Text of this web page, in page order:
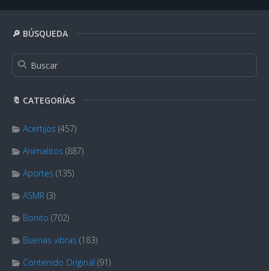
🔎 BÚSQUEDA
🔖 CATEGORÍAS
Acertijos (457)
Animalitos (887)
Aportes (135)
ASMR (3)
Bonito (702)
Buenas vibras (183)
Contenido Original (91)